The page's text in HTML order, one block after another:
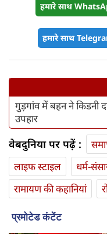
हमारे साथ
हमारे साथ
गुड़गांव में बहन ने किडनी
उपहार
वेबदुनिया पर पढ़ें :
लाइफ स्‍टाइल
धर्म-
रामायण की कहानियां